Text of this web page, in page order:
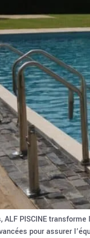
ALF PISCINE
pour assurer